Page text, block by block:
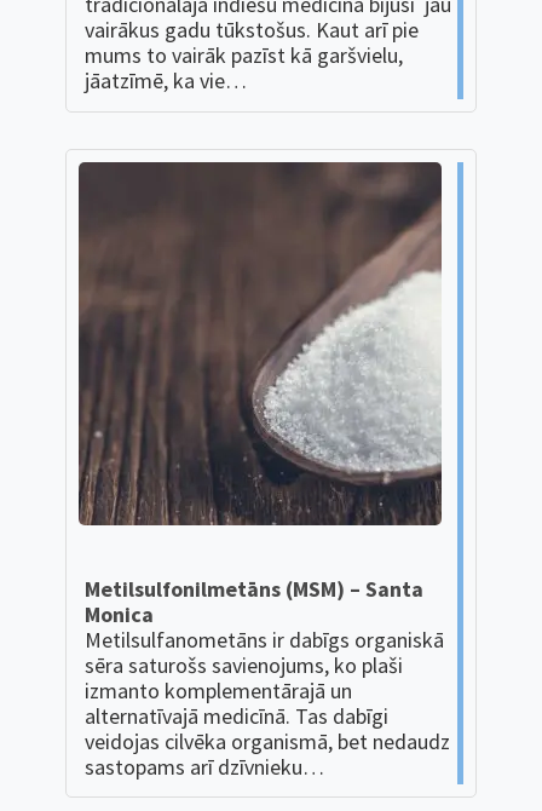
vairākus gadu tūkstošus. Kaut arī pie
mums to vairāk pazīst kā garšvielu,
jāatzīmē, ka vie…
Metilsulfonilmetāns (MSM) – Santa
Monica
Metilsulfanometāns ir dabīgs organiskā
sēra saturošs savienojums, ko plaši
izmanto komplementārajā un
alternatīvajā medicīnā. Tas dabīgi
veidojas cilvēka organismā, bet nedaudz
sastopams arī dzīvnieku…